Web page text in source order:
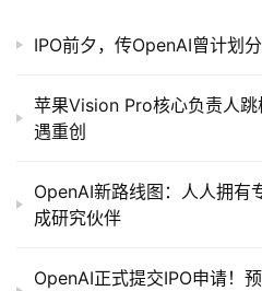
IPO前夕，传OpenAI曾计划
苹果Vision Pro核心负责人
遇重创
OpenAI新路线图：人人拥有
成研究伙伴
OpenAI正式提交IPO申请！